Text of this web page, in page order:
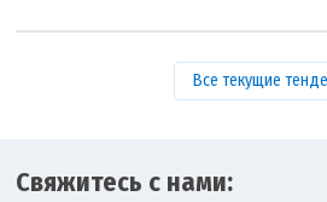
Все текущие
Свяжитесь с нами: